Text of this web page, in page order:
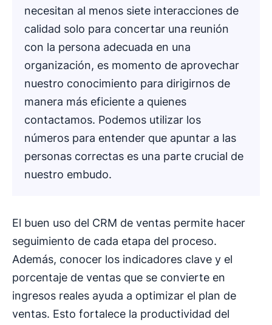
necesitan al menos siete interacciones de
calidad solo para concertar una reunión
con la persona adecuada en una
organización, es momento de aprovechar
nuestro conocimiento para dirigirnos de
manera más eficiente a quienes
contactamos. Podemos utilizar los
números para entender que apuntar a las
personas correctas es una parte crucial de
nuestro embudo.
El buen uso del CRM de ventas permite hacer
seguimiento de cada etapa del proceso.
Además, conocer los indicadores clave y el
porcentaje de ventas que se convierte en
ingresos reales ayuda a optimizar el plan de
ventas. Esto fortalece la productividad del